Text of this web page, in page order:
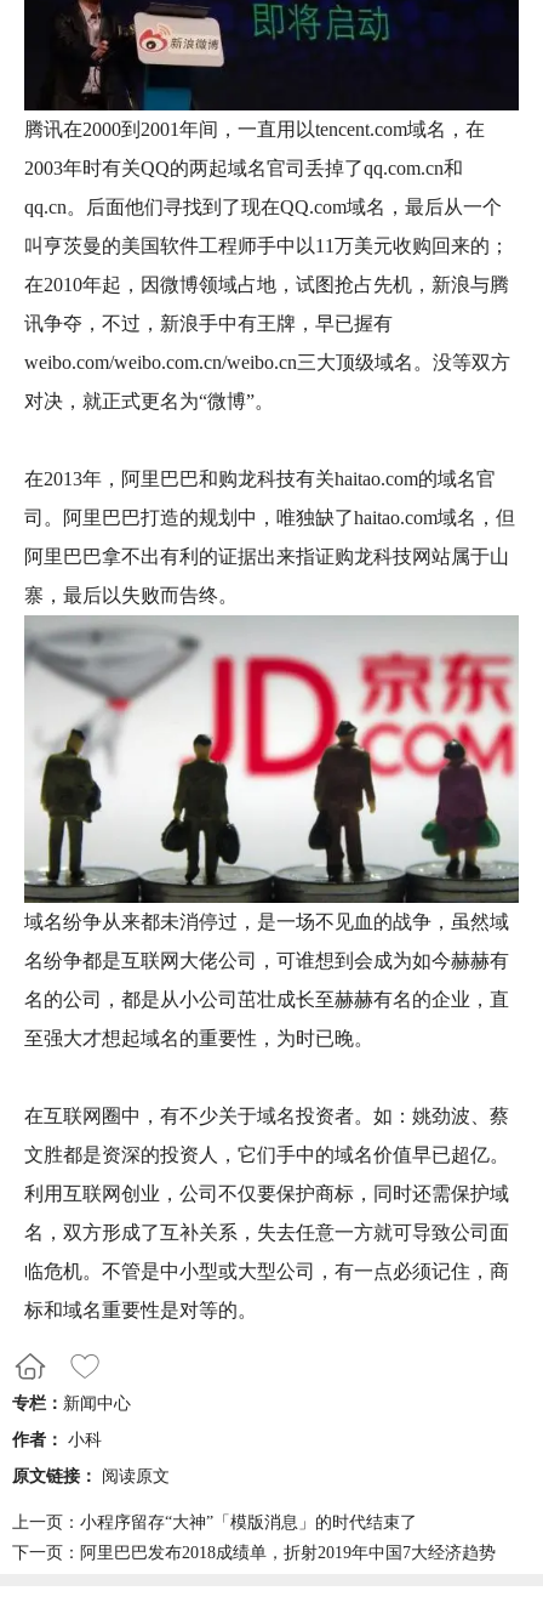
腾讯在2000到2001年间，一直用以tencent.com域名，在
2003年时有关QQ的两起域名官司丢掉了qq.com.cn和
qq.cn。后面他们寻找到了现在QQ.com域名，最后从一个
叫亨茨曼的美国软件工程师手中以11万美元收购回来的；
在2010年起，因微博领域占地，试图抢占先机，新浪与腾
讯争夺，不过，新浪手中有王牌，早已握有
weibo.com/weibo.com.cn/weibo.cn三大顶级域名。没等双方
对决，就正式更名为“微博”。
在2013年，阿里巴巴和购龙科技有关haitao.com的域名官
司。阿里巴巴打造的规划中，唯独缺了haitao.com域名，但
阿里巴巴拿不出有利的证据出来指证购龙科技网站属于山
寨，最后以失败而告终。
域名纷争从来都未消停过，是一场不见血的战争，虽然域
名纷争都是互联网大佬公司，可谁想到会成为如今赫赫有
名的公司，都是从小公司茁壮成长至赫赫有名的企业，直
至强大才想起域名的重要性，为时已晚。
在互联网圈中，有不少关于域名投资者。如：姚劲波、蔡
文胜都是资深的投资人，它们手中的域名价值早已超亿。
利用互联网创业，公司不仅要保护商标，同时还需保护域
名，双方形成了互补关系，失去任意一方就可导致公司面
临危机。不管是中小型或大型公司，有一点必须记住，商
标和域名重要性是对等的。
专栏： 新闻中心
作者： 小科
原文链接：
阅读原文
上一页： 小程序留存“大神”「模版消息」的时代结束了
下一页： 阿里巴巴发布2018成绩单，折射2019年中国7大经济趋势